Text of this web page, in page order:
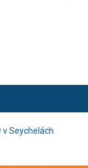
Seychelách